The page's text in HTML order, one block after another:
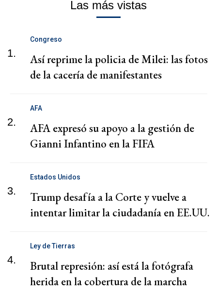
Las más vistas
1.
Congreso
Así reprime la policia de Milei: las fotos
de la cacería de manifestantes
2.
AFA
AFA expresó su apoyo a la gestión de
Gianni Infantino en la FIFA
3.
Estados Unidos
Trump desafía a la Corte y vuelve a
intentar limitar la ciudadanía en EE.UU.
4.
Ley de Tierras
Brutal represión: así está la fotógrafa
herida en la cobertura de la marcha